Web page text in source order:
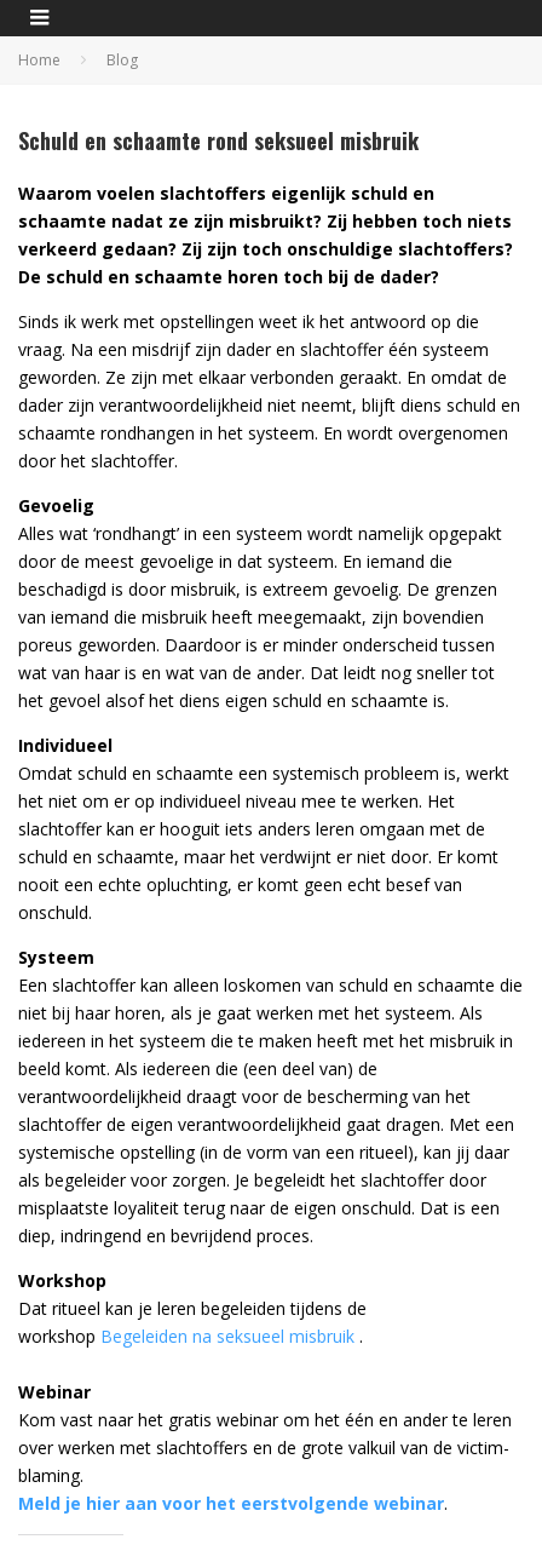
Home Blog
Schuld en schaamte rond seksueel misbruik
Waarom voelen slachtoffers eigenlijk schuld en
schaamte nadat ze zijn misbruikt? Zij hebben toch niets
verkeerd gedaan? Zij zijn toch onschuldige slachtoffers?
De schuld en schaamte horen toch bij de dader?
Sinds ik werk met opstellingen weet ik het antwoord op die
vraag. Na een misdrijf zijn dader en slachtoffer één systeem
geworden. Ze zijn met elkaar verbonden geraakt. En omdat de
dader zijn verantwoordelijkheid niet neemt, blijft diens schuld en
schaamte rondhangen in het systeem. En wordt overgenomen
door het slachtoffer.
Gevoelig
Alles wat ‘rondhangt’ in een systeem wordt namelijk opgepakt
door de meest gevoelige in dat systeem. En iemand die
beschadigd is door misbruik, is extreem gevoelig. De grenzen
van iemand die misbruik heeft meegemaakt, zijn bovendien
poreus geworden. Daardoor is er minder onderscheid tussen
wat van haar is en wat van de ander. Dat leidt nog sneller tot
het gevoel alsof het diens eigen schuld en schaamte is.
Individueel
Omdat schuld en schaamte een systemisch probleem is, werkt
het niet om er op individueel niveau mee te werken. Het
slachtoffer kan er hooguit iets anders leren omgaan met de
schuld en schaamte, maar het verdwijnt er niet door. Er komt
nooit een echte opluchting, er komt geen echt besef van
onschuld.
Systeem
Een slachtoffer kan alleen loskomen van schuld en schaamte die
niet bij haar horen, als je gaat werken met het systeem. Als
iedereen in het systeem die te maken heeft met het misbruik in
beeld komt. Als iedereen die (een deel van) de
verantwoordelijkheid draagt voor de bescherming van het
slachtoffer de eigen verantwoordelijkheid gaat dragen. Met een
systemische opstelling (in de vorm van een ritueel), kan jij daar
als begeleider voor zorgen. Je begeleidt het slachtoffer door
misplaatste loyaliteit terug naar de eigen onschuld. Dat is een
diep, indringend en bevrijdend proces.
Workshop
Dat ritueel kan je leren begeleiden tijdens de
workshop Begeleiden na seksueel misbruik .
Webinar
Kom vast naar het gratis webinar om het één en ander te leren
over werken met slachtoffers en de grote valkuil van de victim-
blaming.
Meld je hier aan voor het eerstvolgende webinar.